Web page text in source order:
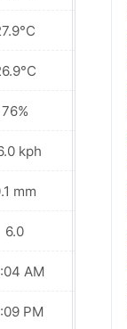
76%
kph
mm
6.0
AM
PM